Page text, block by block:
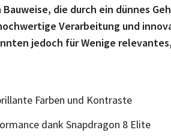
die durch ein dünnes
Verarbeitung und
jedoch für Wenige
Farben und Kontraste
dank Snapdragon 8 Elite